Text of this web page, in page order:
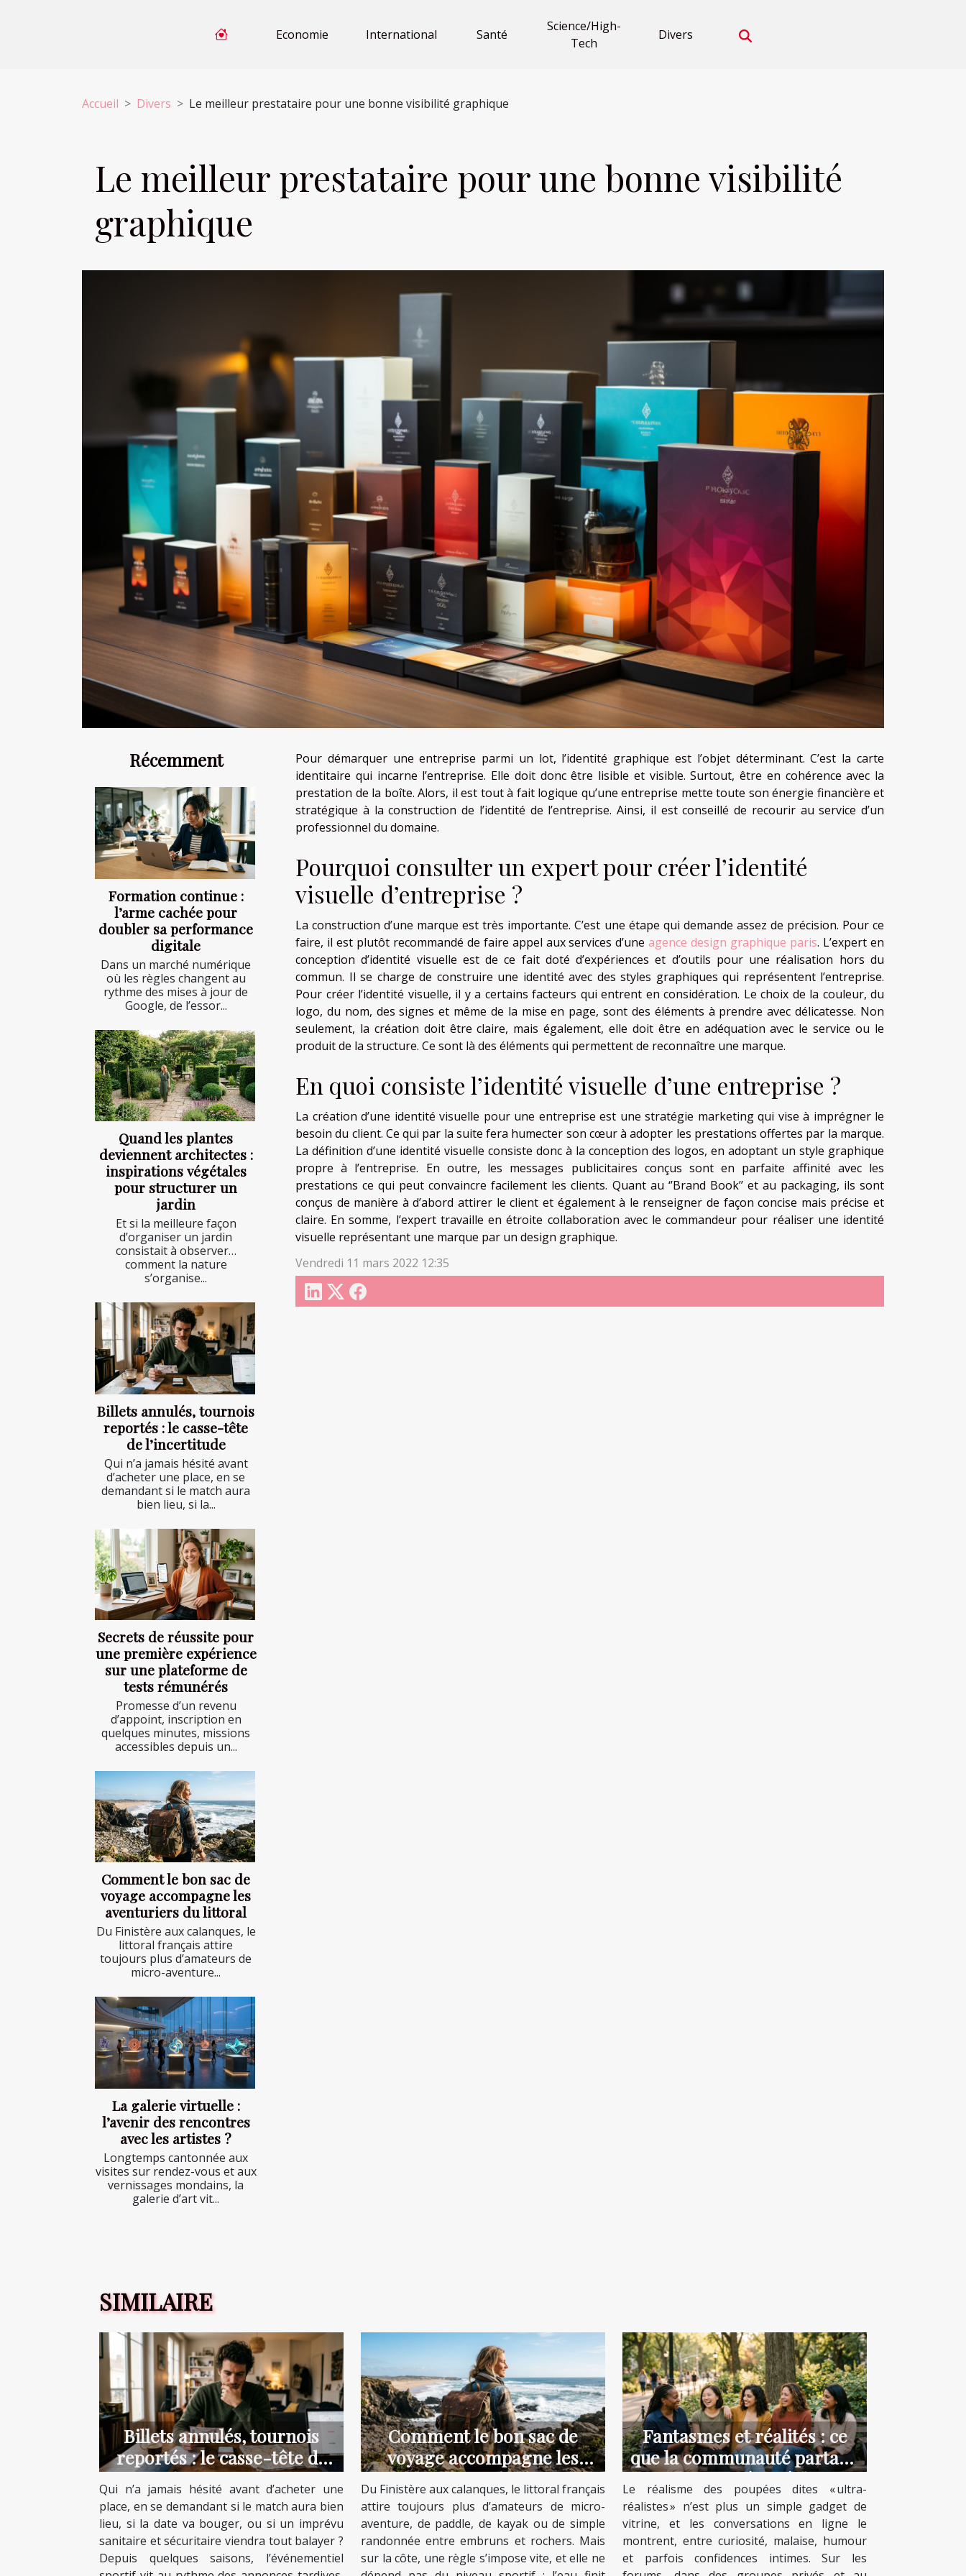
Economie International Santé
Science/High-
Tech
Divers
Accueil Divers Le meilleur prestataire pour une bonne visibilité graphique
Le meilleur prestataire pour une bonne visibilité
graphique
Récemment
Formation continue :
l’arme cachée pour
doubler sa performance
digitale
Dans un marché numérique
où les règles changent au
rythme des mises à jour de
Google, de l’essor...
Quand les plantes
deviennent architectes :
inspirations végétales
pour structurer un
jardin
Et si la meilleure façon
d’organiser un jardin
consistait à observer…
comment la nature
s’organise...
Billets annulés, tournois
reportés : le casse-tête
de l’incertitude
Qui n’a jamais hésité avant
d’acheter une place, en se
demandant si le match aura
bien lieu, si la...
Secrets de réussite pour
une première expérience
sur une plateforme de
tests rémunérés
Promesse d’un revenu
d’appoint, inscription en
quelques minutes, missions
accessibles depuis un...
Comment le bon sac de
voyage accompagne les
aventuriers du littoral
Du Finistère aux calanques, le
littoral français attire
toujours plus d’amateurs de
micro-aventure...
La galerie virtuelle :
l’avenir des rencontres
avec les artistes ?
Longtemps cantonnée aux
visites sur rendez-vous et aux
vernissages mondains, la
galerie d’art vit...
Pour démarquer une entreprise parmi un lot, l’identité graphique est l’objet déterminant. C’est la carte
identitaire qui incarne l’entreprise. Elle doit donc être lisible et visible. Surtout, être en cohérence avec la
prestation de la boîte. Alors, il est tout à fait logique qu’une entreprise mette toute son énergie financière et
stratégique à la construction de l’identité de l’entreprise. Ainsi, il est conseillé de recourir au service d’un
professionnel du domaine.
Pourquoi consulter un expert pour créer l’identité
visuelle d’entreprise ?
La construction d’une marque est très importante. C’est une étape qui demande assez de précision. Pour ce
faire, il est plutôt recommandé de faire appel aux services d’uneagence design graphique paris. L’expert en
conception d’identité visuelle est de ce fait doté d’expériences et d’outils pour une réalisation hors du
commun. Il se charge de construire une identité avec des styles graphiques qui représentent l’entreprise.
Pour créer l’identité visuelle, il y a certains facteurs qui entrent en considération. Le choix de la couleur, du
logo, du nom, des signes et même de la mise en page, sont des éléments à prendre avec délicatesse. Non
seulement, la création doit être claire, mais également, elle doit être en adéquation avec le service ou le
produit de la structure. Ce sont là des éléments qui permettent de reconnaître une marque.
En quoi consiste l’identité visuelle d’une entreprise ?
La création d’une identité visuelle pour une entreprise est une stratégie marketing qui vise à imprégner le
besoin du client. Ce qui par la suite fera humecter son cœur à adopter les prestations offertes par la marque.
La définition d’une identité visuelle consiste donc à la conception des logos, en adoptant un style graphique
propre à l’entreprise. En outre, les messages publicitaires conçus sont en parfaite affinité avec les
prestations ce qui peut convaincre facilement les clients. Quant au ‘’Brand Book’’ et au packaging, ils sont
conçus de manière à d’abord attirer le client et également à le renseigner de façon concise mais précise et
claire. En somme, l’expert travaille en étroite collaboration avec le commandeur pour réaliser une identité
visuelle représentant une marque par un design graphique.
Vendredi 11 mars 2022 12:35
SIMILAIRE
Billets annulés, tournois
reportés : le casse-tête de
l’incertitude
Qui n’a jamais hésité avant d’acheter une
place, en se demandant si le match aura bien
lieu, si la date va bouger, ou si un imprévu
sanitaire et sécuritaire viendra tout balayer ?
Depuis quelques saisons, l’événementiel
Comment le bon sac de
voyage accompagne les
aventuriers du littoral
Du Finistère aux calanques, le littoral français
attire toujours plus d’amateurs de micro-
aventure, de paddle, de kayak ou de simple
randonnée entre embruns et rochers. Mais
sur la côte, une règle s’impose vite, et elle ne
Fantasmes et réalités : ce
que la communauté partage
sur les poupées réalistes
Le réalisme des poupées dites « ultra-
réalistes » n’est plus un simple gadget de
vitrine, et les conversations en ligne le
montrent, entre curiosité, malaise, humour
et parfois confidences intimes. Sur les